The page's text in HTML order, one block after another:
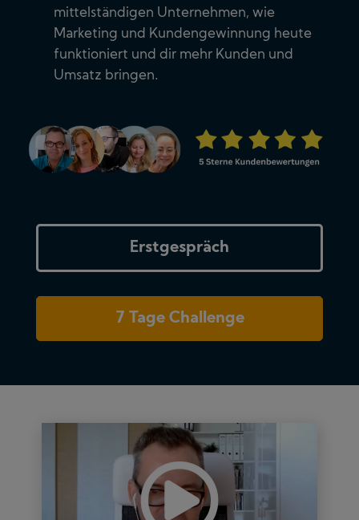
mittelständigen Unternehmen, wie
Marketing und Kundengewinnung heute
funktioniert und dir mehr Kunden und
Umsatz bringen.
Erstgespräch
7 Tage Challenge